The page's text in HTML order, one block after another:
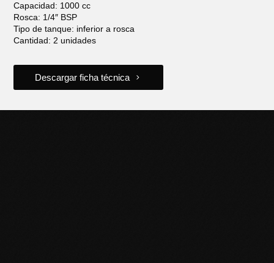
Capacidad: 1000 cc
Rosca: 1/4″ BSP
Tipo de tanque: inferior a rosca
Cantidad: 2 unidades
Descargar ficha técnica